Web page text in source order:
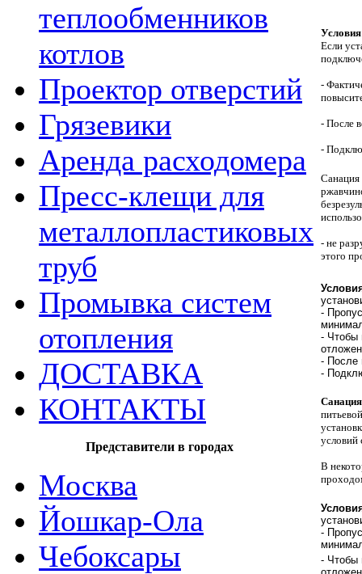
теплообменников
котлов
Проектор отверстий
Грязевики
Аренда расходомера
Пресс-клещи для
металлопластиковых
труб
Промывка систем
отопления
ДОСТАВКА
КОНТАКТЫ
Представители в городах
Москва
Йошкар-Ола
Чебоксары
Если
-
- После
-
Санация
- не
этого
-
- Чтобы
- После
-
условий
В
-
- Чтобы